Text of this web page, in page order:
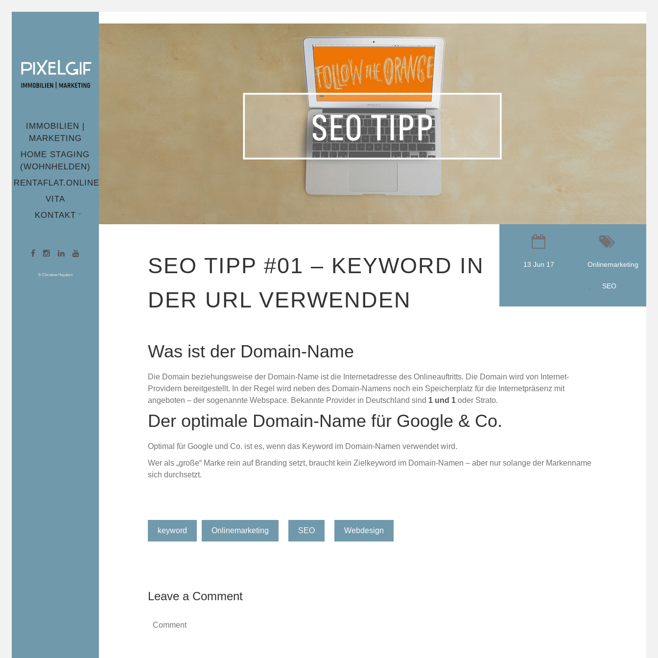
IMMOBILIEN |
MARKETING
HOME STAGING
(WOHNHELDEN)
RENTAFLAT.ONLINE
VITA
KONTAKT
© Christine Heydorn
SEO TIPP #01 – KEYWORD IN
DER URL VERWENDEN
13 Jun 17 Onlinemarketing
SEO
Was ist der Domain-Name
Die Domain beziehungsweise der Domain-Name ist die Internetadresse des Onlineauftritts. Die Domain wird von Internet-
Providern bereitgestellt. In der Regel wird neben des Domain-Namens noch ein Speicherplatz für die Internetpräsenz mit
angeboten – der sogenannte Webspace. Bekannte Provider in Deutschland sind 1 und 1 oder Strato.
Der optimale Domain-Name für Google & Co.
Optimal für Google und Co. ist es, wenn das Keyword im Domain-Namen verwendet wird.
Wer als „große“ Marke rein auf Branding setzt, braucht kein Zielkeyword im Domain-Namen – aber nur solange der Markenname
sich durchsetzt.
keyword Onlinemarketing SEO Webdesign
Leave a Comment